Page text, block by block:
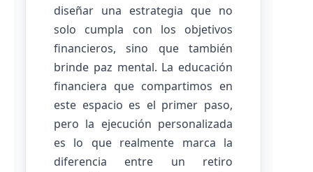
diseñar una estrategia que no
solo cumpla con los objetivos
financieros, sino que también
brinde paz mental. La educación
financiera que compartimos en
este espacio es el primer paso,
pero la ejecución personalizada
es lo que realmente marca la
diferencia entre un retiro